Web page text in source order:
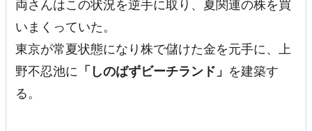
両さんはこの状況を逆手に取り、夏関連の株を買
いまくっていた。
東京が常夏状態になり株で儲けた金を元手に、上
野不忍池に 「しのばずビーチランド」 を建築す
る。